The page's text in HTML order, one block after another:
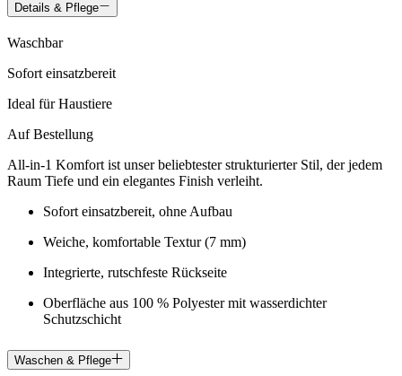
Details & Pflege
Waschbar
Sofort einsatzbereit
Ideal für Haustiere
Auf Bestellung
All-in-1 Komfort ist unser beliebtester strukturierter Stil, der jedem
Raum Tiefe und ein elegantes Finish verleiht.
Sofort einsatzbereit, ohne Aufbau
Weiche, komfortable Textur (7 mm)
Integrierte, rutschfeste Rückseite
Oberfläche aus 100 % Polyester mit wasserdichter
Schutzschicht
Waschen & Pflege